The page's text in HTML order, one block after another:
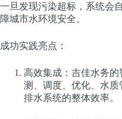
一旦发现污染超标，系统会
障城市水环境安全。
成功实践亮点：
高效集成：吉佳水务
测、调度、优化、水
排水系统的整体效率。